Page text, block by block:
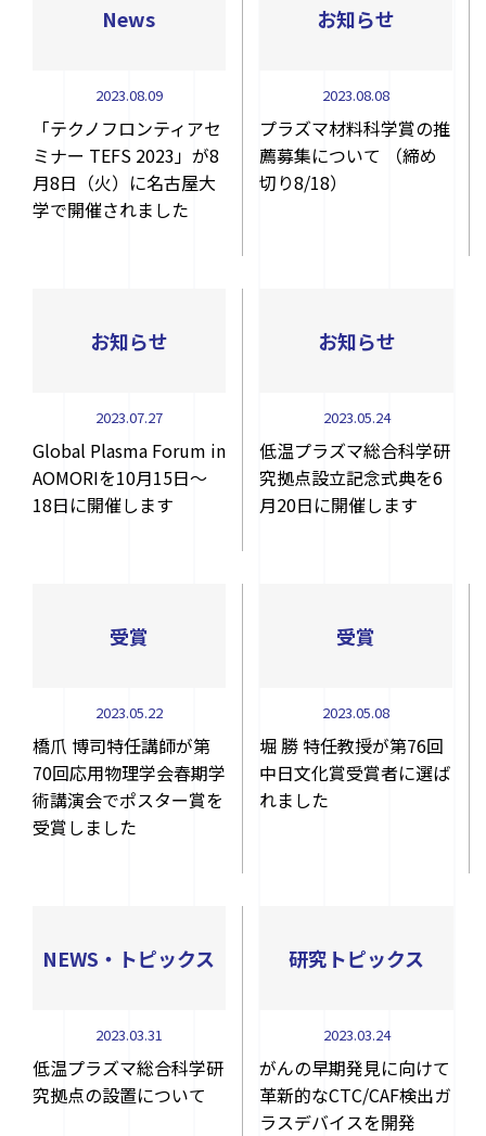
News
2023.08.09
「テクノフロンティアセ
ミナー TEFS 2023」が8
月8日（火）に名古屋大
学で開催されました
お知らせ
2023.08.08
プラズマ材料科学賞の推
薦募集について （締め
切り8/18）
お知らせ
2023.07.27
Global Plasma Forum in
AOMORIを10月15日～
18日に開催します
お知らせ
2023.05.24
低温プラズマ総合科学研
究拠点設立記念式典を6
月20日に開催します
受賞
2023.05.22
橋爪 博司特任講師が第
70回応用物理学会春期学
術講演会でポスター賞を
受賞しました
受賞
2023.05.08
堀 勝 特任教授が第76回
中日文化賞受賞者に選ば
れました
NEWS・トピックス
2023.03.31
低温プラズマ総合科学研
究拠点の設置について
研究トピックス
2023.03.24
がんの早期発見に向けて
革新的なCTC/CAF検出ガ
ラスデバイスを開発